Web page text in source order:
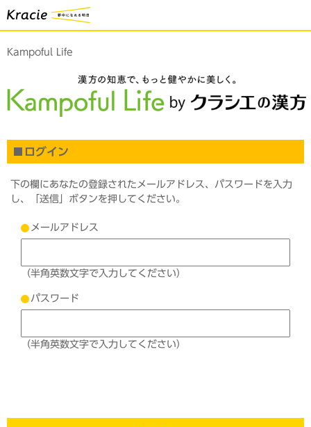
Kampoful Life
ログイン
下の欄にあなたの登録されたメールアドレス、パスワードを入力
し、「送信」ボタンを押してください。
メールアドレス
（半角英数文字で入力してください）
パスワード
（半角英数文字で入力してください）